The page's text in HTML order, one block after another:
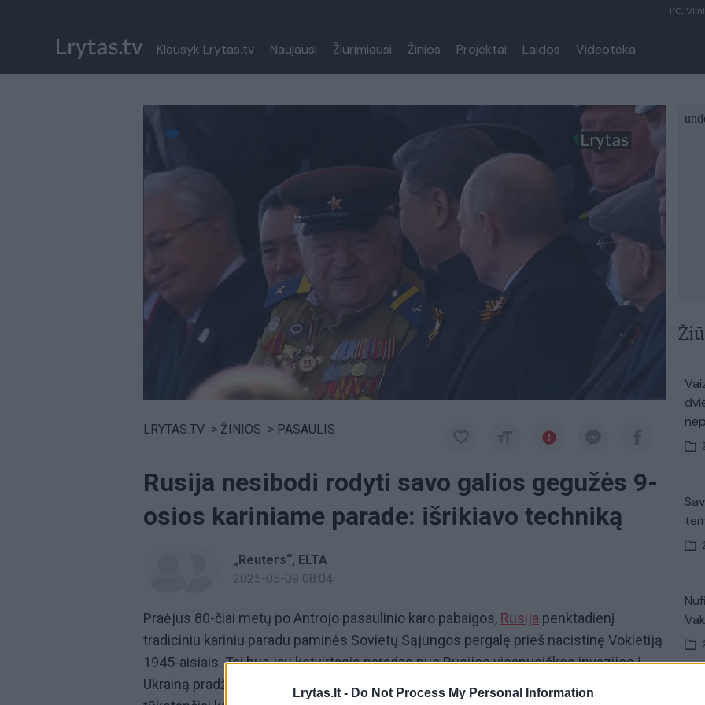
Lrytas.lt - Do Not Process My Personal Information
1°C,
Klausyk Lrytas.tv Naujausi Žiūrimiausi Žinios Projektai Laidos Videoteka
LRYTAS.TV > ŽINIOS > PASAULIS
Rusija nesibodi rodyti savo galios gegužės 9-
osios kariniame parade: išrikiavo techniką
„Reuters“ ELTA
2025-05-09 08:04
Praėjus 80-čiai metų po Antrojo pasaulinio karo pabaigos, Rusija penktadienį
tradiciniu kariniu paradu paminės Sovietų Sąjungos pergalę prieš nacistinę Vokietiją
1945-aisiais. Tai bus jau ketvirtasis paradas nuo Rusijos visapusiškos invazijos į
Ukrainą pradžios. Šiame parade, kuris vyks Maskvos Raudonojoje aikšteje, dalyvauja